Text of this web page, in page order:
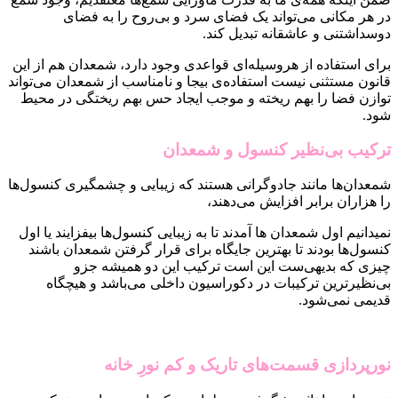
در هر مکانی می‌تواند یک فضای سرد و بی‌روح را به فضای
دوسداشتنی و عاشقانه تبدیل کند.
برای استفاده از هروسیله‌ای قواعدی وجود دارد، شمعدان هم از این
قانون مستثنی نیست استفاده‌ی بیجا و نامناسب از شمعدان می‌تواند
توازن فضا را بهم ریخته و موجب ایجاد حس بهم ریختگی در محیط
شود.
ترکیب بی‌نظیر کنسول و شمعدان
شمعدان‌ها مانند جادوگرانی هستند که زیبایی و چشمگیری کنسول‌ها
را هزاران برابر افزایش می‌دهند،
نمیدانیم اول شمعدان ها آمدند تا به زیبایی کنسول‌ها بیفزایند یا اول
کنسول‌ها بودند تا بهترین جایگاه برای قرار گرفتن شمعدان باشند
چیزی که بدیهی‌ست این است ترکیب این دو همیشه جزو
بی‌نظیرترین ترکیبات در دکوراسیون داخلی می‌باشد و هیچگاه
قدیمی نمی‌شود.
نورپردازی قسمت‌های تاریک و کم نورِ خانه